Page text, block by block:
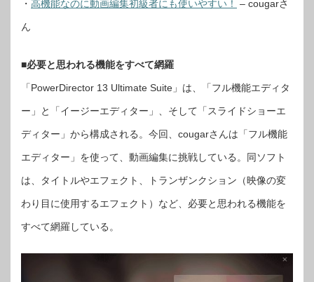
・ 高機能なのに動画編集初級者にも使いやすい！ – cougarさ
ん
■必要と思われる機能をすべて網羅
「PowerDirector 13 Ultimate Suite」は、「フル機能エディタ
ー」と「イージーエディター」、そして「スライドショーエ
ディター」から構成される。今回、cougarさんは「フル機能
エディター」を使って、動画編集に挑戦している。同ソフト
は、タイトルやエフェクト、トランザンクション（映像の変
わり目に使用するエフェクト）など、必要と思われる機能を
すべて網羅している。